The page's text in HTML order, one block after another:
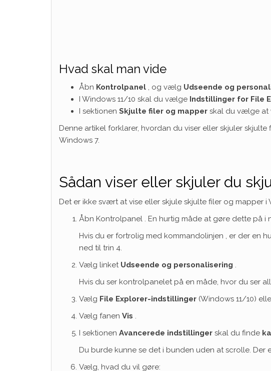
Hvad skal man vide
Åbn Kontrolpanel , og vælg Udseende og
I Windows 11/10 skal du vælge Indstillinger for File
I sektionen Skjulte filer og mapper skal du vælge at
Denne artikel forklarer, hvordan du viser eller skjuler
Windows 7.
Sådan viser eller skjuler du
Det er ikke svært at vise eller skjule skjulte filer og mapper
Åbn Kontrolpanel .​ En hurtig måde at gøre dette på i
Hvis du er fortrolig med kommandolinjen , er der en
ned til trin 4.
Vælg linket Udseende og personalisering .
Hvis du ser kontrolpanelet på en måde, hvor du ser
Vælg File Explorer-indstillinger (Windows 11/10)
Vælg fanen Vis .
I sektionen Avancerede indstillinger skal du finde
Du burde kunne se det i bunden uden at scrolle. Der
Vælg, hvad du vil gøre: